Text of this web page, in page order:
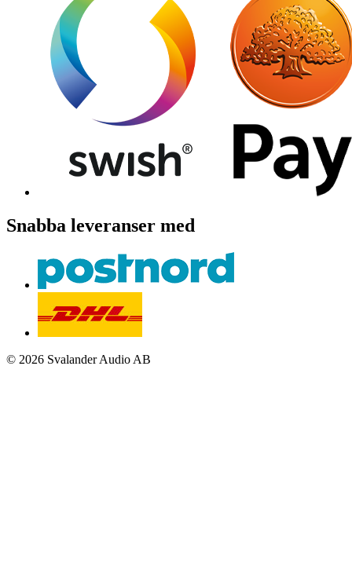
Snabba leveranser med
© 2026 Svalander Audio AB